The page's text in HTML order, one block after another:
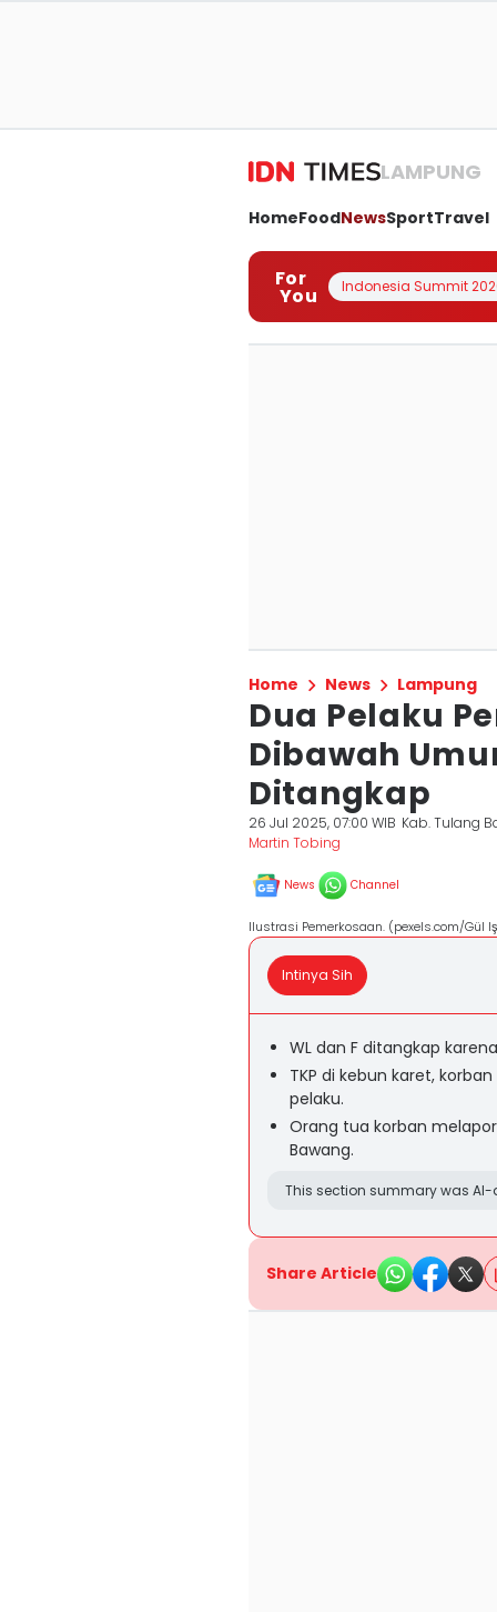
LAMPUNG
HomeFoodNewsSportTravel
For
You Indonesia Summit
Home News Lampung
Dua Pelaku
Dibawah
Ditangkap
26 Jul 2025, 07:00 WIB Kab. Tulang
Martin Tobing
News Channel
Ilustrasi Pemerkosaan. (pexels.com/Gül
Intinya Sih
WL dan F ditangkap
TKP di kebun karet,
pelaku.
Orang tua korban
Bawang.
This section summary was
Share Article